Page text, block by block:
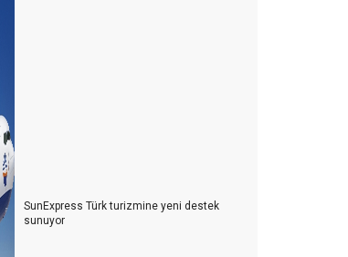
SunExpress Türk turizmine yeni destek
sunuyor